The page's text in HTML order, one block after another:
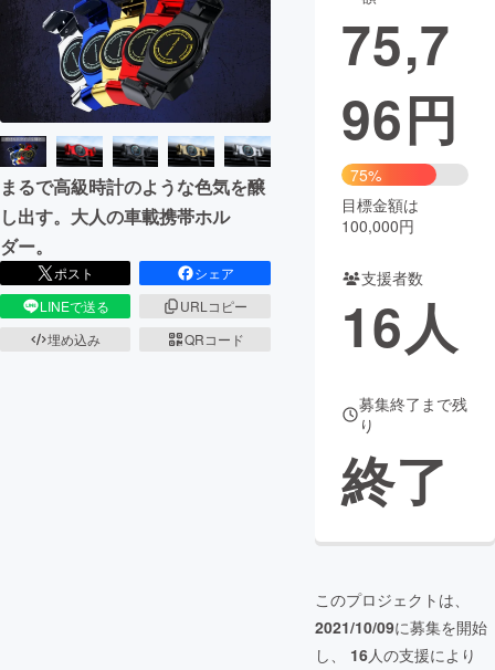
映像・映画 書籍・雑誌
ビジネス・起業 チャレンジ
まちづくり・地域活性化
CAMPFIRE Creation
CAMPFIREふるさと納税
コミュニティ
まるで高級時計のような色気を醸
し出す。大人の車載携帯ホル
ダー。
ポスト
シェア
LINEで送る
URLコピー
埋め込み
QRコード
75,7
96円
75%
目標金額は
100,000円
支援者数
16人
募集終了まで残
り
終了
このプロジェクトは、
2021/10/09に募集を開始
し、 16人の支援により